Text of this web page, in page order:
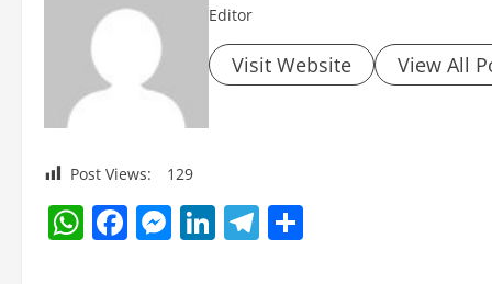
Editor
Visit Website View All
Post Views: 129
WhatsApp
Facebook
Messenger
LinkedIn
Telegram